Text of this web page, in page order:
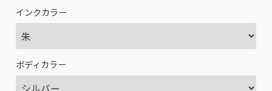
インクカラー
ボディカラー